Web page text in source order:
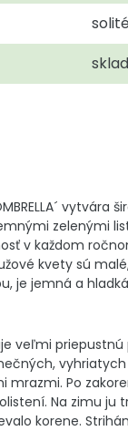
zelenými
v každom
kvety sú
je jemná a
veľmi
mrazmi. Po
Na zimu ju
korene.